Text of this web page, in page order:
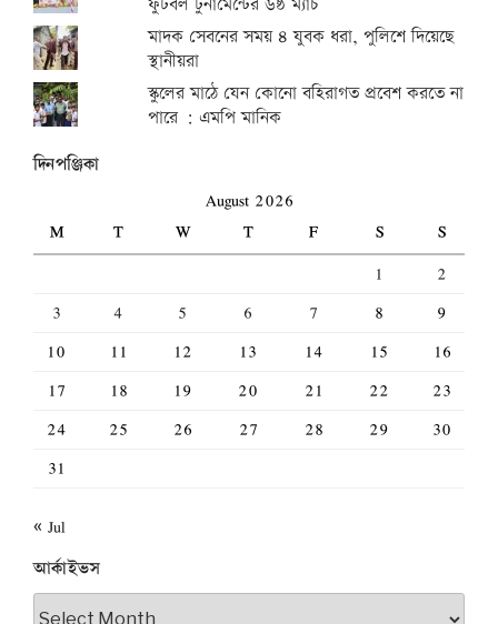
মাদক সেবনের সময় ৪ যুবক ধরা, পুলিশে দিয়েছে
স্থানীয়রা
স্কুলের মাঠে যেন কোনো বহিরাগত প্রবেশ করতে না
পারে : এমপি মানিক
দিনপঞ্জিকা
August 2026
M
T W T F S
S
1
2
3
4 5 6 7 8
9
10
11 12 13 14 15
16
17
18 19 20 21 22
23
24
25 26 27 28 29
30
31
« Jul
আর্কাইভস
আর্কাইভস